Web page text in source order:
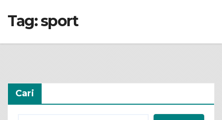
Tag:sport
Cari